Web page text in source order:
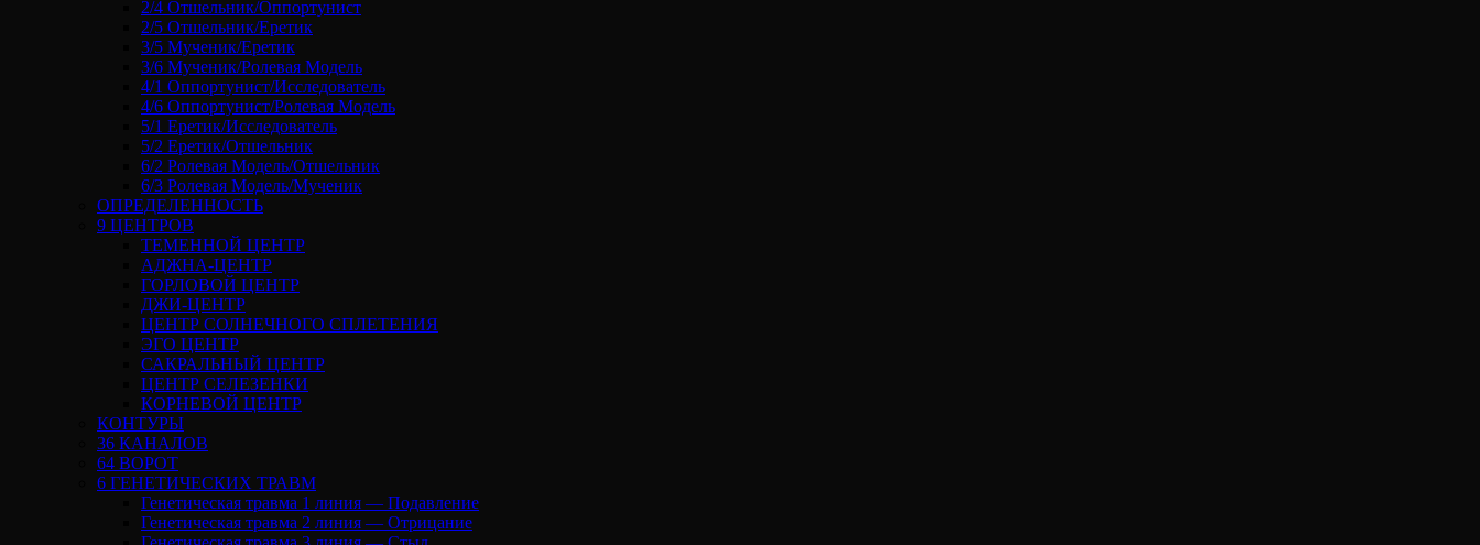
2/4 Отшельник/Оппортунист
2/5 Отшельник/Еретик
3/5 Мученик/Еретик
3/6 Мученик/Ролевая Модель
4/1 Оппортунист/Исследователь
4/6 Оппортунист/Ролевая Модель
5/1 Еретик/Исследователь
5/2 Еретик/Отшельник
6/2 Ролевая Модель/Отшельник
6/3 Ролевая Модель/Мученик
ОПРЕДЕЛЕННОСТЬ
9 ЦЕНТРОВ
ТЕМЕННОЙ ЦЕНТР
АДЖНА-ЦЕНТР
ГОРЛОВОЙ ЦЕНТР
ДЖИ-ЦЕНТР
ЦЕНТР СОЛНЕЧНОГО СПЛЕТЕНИЯ
ЭГО ЦЕНТР
САКРАЛЬНЫЙ ЦЕНТР
ЦЕНТР СЕЛЕЗЕНКИ
КОРНЕВОЙ ЦЕНТР
КОНТУРЫ
36 КАНАЛОВ
64 ВОРОТ
6 ГЕНЕТИЧЕСКИХ ТРАВМ
Генетическая травма 1 линия — Подавление
Генетическая травма 2 линия — Отрицание